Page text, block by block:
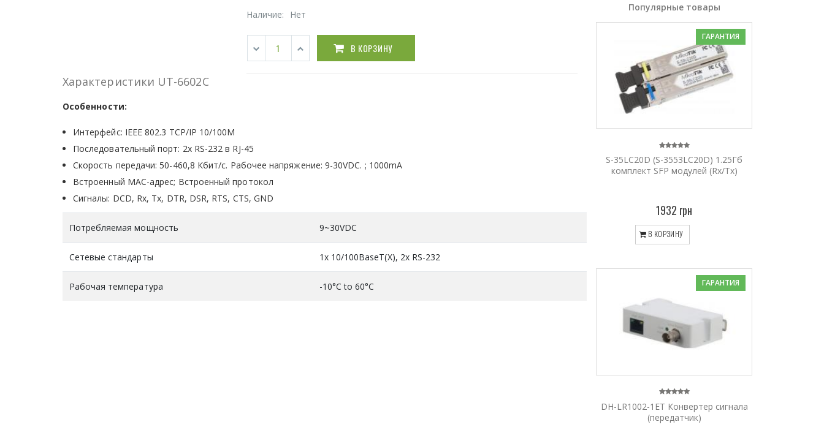
Наличие: Нет
В КОРЗИНУ
Характеристики UT-6602C
Особенности:
Интерфейс: IEEE 802.3 TCP/IP 10/100M
Последовательный порт: 2x RS-232 в RJ-45
Скорость передачи: 50-460,8 Кбит/с. Рабочее напряжение: 9-30VDC. ; 1000mA
Встроенный MAC-адрес; Встроенный протокол
Сигналы: DCD, Rx, Tx, DTR, DSR, RTS, CTS, GND
Потребляемая мощность 9~30VDC
Сетевые стандарты 1x 10/100BaseT(X), 2x RS-232
Рабочая температура -10°C to 60°C
Популярные товары
ГАРАНТИЯ
S-35LC20D (S-3553LC20D) 1.25Гб
комплект SFP модулей (Rx/Tx)
1932 грн
В КОРЗИНУ
ГАРАНТИЯ
DH-LR1002-1ET Конвертер сигнала
(передатчик)